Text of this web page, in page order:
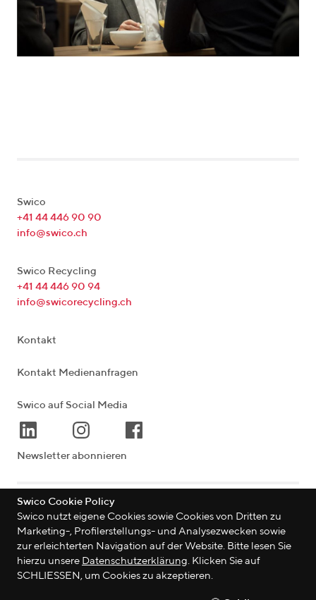
Swico
+41 44 446 90 90
info@swico.ch
Swico Recycling
+41 44 446 90 94
info@swicorecycling.ch
Kontakt
Kontakt Medienanfragen
Swico auf Social Media
Newsletter abonnieren
Lagerstrasse 33 8004 Zürich | Schweiz
©2026 Swico
Swico Cookie Policy
Swico nutzt eigene Cookies sowie Cookies von Dritten zu
Marketing-, Profilerstellungs- und Analysezwecken sowie
zur erleichterten Navigation auf der Website. Bitte lesen Sie
hierzu unsere Datenschutzerklärung. Klicken Sie auf
SCHLIESSEN, um Cookies zu akzeptieren.